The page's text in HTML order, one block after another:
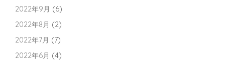
2022年9月 (6)
2022年8月 (2)
2022年7月 (7)
2022年6月 (4)